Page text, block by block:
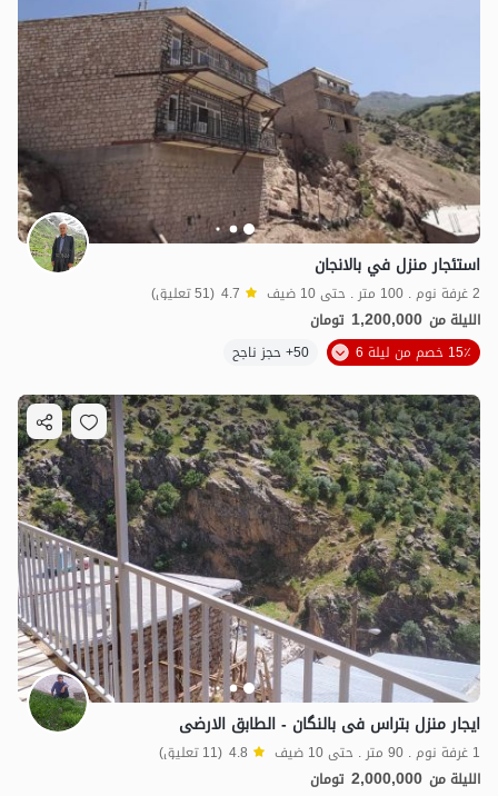
استئجار منزل في بالانجان
2 غرفة نوم . 100 متر . حتى 10 ضيف 4.7 (51 تعليق)
الليلة من 1,200,000 تومان
15٪ خصم من ليلة 6
50+ حجز ناجح
ایجار منزل بتراس فی بالنگان - الطابق الارضی
1 غرفة نوم . 90 متر . حتى 10 ضيف 4.8 (11 تعليق)
الليلة من 2,000,000 تومان